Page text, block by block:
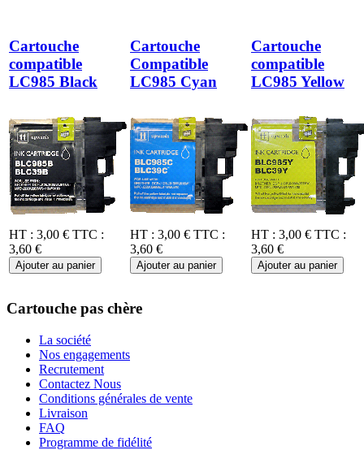
Cartouche
compatible
LC985 Black
HT : 3,00 € TTC :
3,60 €
Ajouter au panier
Cartouche
Compatible
LC985 Cyan
HT : 3,00 € TTC :
3,60 €
Ajouter au panier
Cartouche
compatible
LC985 Yellow
HT : 3,00 € TTC :
3,60 €
Ajouter au panier
Cartouche pas chère
La société
Nos engagements
Recrutement
Contactez Nous
Conditions générales de vente
Livraison
FAQ
Programme de fidélité